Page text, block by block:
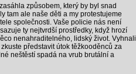
způsobem, který by byl snad
tam ale naše děti a my protestujeme
společnosti. Vaše policie nás není
ty nejtvrdší prostředky, když hrozí
nenahraditelného, lidský život. Vyhnali
představit útok těžkooděnců za
neštěstí spadá na vrub brutální a